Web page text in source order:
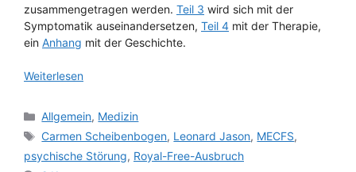
zusammengetragen werden. Teil 3 wird sich mit der
Symptomatik auseinandersetzen, Teil 4 mit der Therapie,
ein Anhang mit der Geschichte.
Weiterlesen
Kategorien
Allgemein, Medizin
Schlagwörter
Carmen Scheibenbogen, Leonard Jason, MECFS,
psychische Störung, Royal-Free-Ausbruch